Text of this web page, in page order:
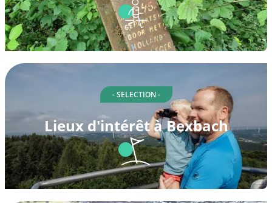
- SELECTION -
Lieux d'intérêt à Bexbach